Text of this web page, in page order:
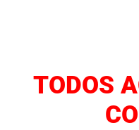
actualizaciones
ayuda y
TODOS